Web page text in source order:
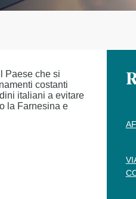
Paese che si
costanti
italiani a evitare
la Farnesina e